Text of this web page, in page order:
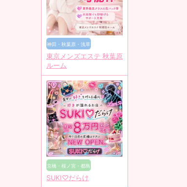
神田・秋葉原・浅草
橋
東京メンズエステ 秋葉原
ルーム
京橋・桜ノ宮・都島
SUKI♡だらけ